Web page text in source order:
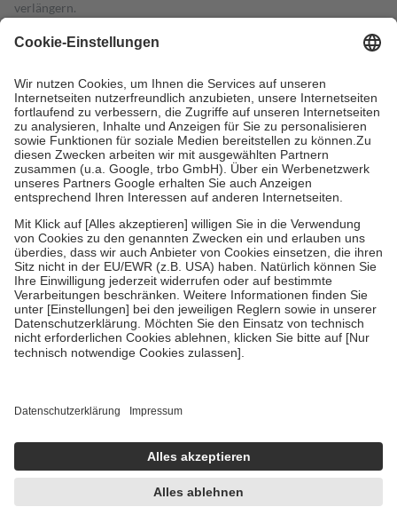
verlängern.
4Für verschreibungspflichtige Medikamente stellt der Arzt ein
gesetzliche Krankenversicherung übernimmt in der Regel die
Kosten dafür, der Versicherte trägt einen Teil davon als Zuzahlung
mit.
Grundsätzlich leisten Mitglieder Zuzahlungen in Höhe von zehn
Prozent des Abgabepreises,mindestensjedochfünf Euro
höchstens zehn Euro.Es sind jedoch nie mehr als die tatsächlichen
Kosten der Leistung zu entrichten.
Diese Regeln gelten grundsätzlich auch für Online-Apotheken.
Bei Heilmitteln und häuslicher Krankenpflege beträgt die
Zuzahlung zehn Prozent der Kosten sowie zehn Euro je
Verordnung.
Um das Engagement der Versicherten für ihre eigene Gesundheit zu
stärken und die besondere Stellung der Familie zu unterstützen,
fallenkeine Zuzahlungenan bei:
• Kindern und Jugendlichen bis zum vollendeten 18. Lebensjahr
mit Ausnahme der Fahrkosten
• empfohlenen Schutzimpfungen
Wir nutzen Trusted Shops als unabhängigen Dienstleister für die
Einholung von Bewertungen. Trusted Shops hat Maßnahmen
getroffen, um sicherzustellen, dass es sich um echte Bewertungen